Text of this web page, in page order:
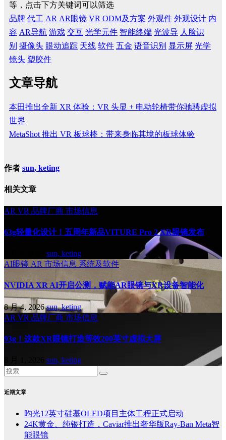
等，点击下方关键词可以筛选
品牌 代工 AR AR眼镜 VR ODM及方案 外观件 外观设计 内
容 AR导航 游戏 交互 光学元件 智能终端 光波导 人脸识
别 摄像头 眼动追踪 天线 软件 五金 语音识别 显示屏 光学
镜头 塑胶件
文章导航
本田推出全新 XR 体验：VR 头显 + 电动轮椅带你驰骋虚拟
世界
MetaShot 推出 VR 板球棒：带来身临其境的板球体验
作者 sun, keting
相关文章
AR VR 品牌厂商 市场信息
63g轻量化设计！五周年新品VITURE Pro 2 XR眼镜发布
sun, keting
AI眼镜 AR 市场信息 系统及软件
NVIDIA XR AI开启公测，赋能AR眼镜与XR设备智能化
8 月 4, 2026sun, keting
AR VR 品牌厂商 市场信息
93g！这款XR眼镜打造等效200英寸虚拟大屏
sun, keting
近期文章
昀光12英寸硅基OLED项目主体工程正式启动
24K黄金、纯银打造，Caviar推出奢华版Ray-Ban Meta智
能眼镜